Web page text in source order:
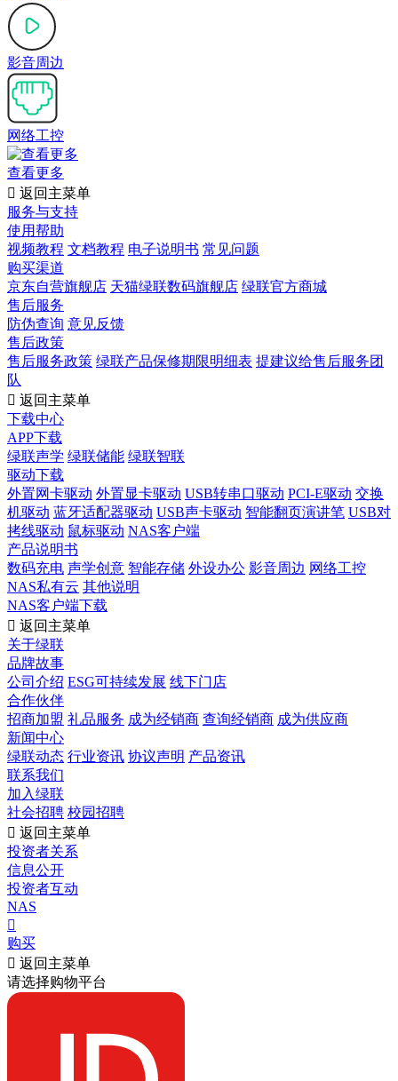
影音周边
网络工控
查看更多
 返回主菜单
服务与支持
使用帮助
视频教程 文档教程 电子说明书 常见问题
购买渠道
京东自营旗舰店 天猫绿联数码旗舰店 绿联官方商城
售后服务
防伪查询 意见反馈
售后政策
售后服务政策 绿联产品保修期限明细表 提建议给售后服务团
队
 返回主菜单
下载中心
APP下载
绿联声学 绿联储能 绿联智联
驱动下载
外置网卡驱动 外置显卡驱动 USB转串口驱动 PCI-E驱动 交换
机驱动 蓝牙适配器驱动 USB声卡驱动 智能翻页演讲笔 USB对
拷线驱动 鼠标驱动 NAS客户端
产品说明书
数码充电 声学创意 智能存储 外设办公 影音周边 网络工控
NAS私有云 其他说明
NAS客户端下载
 返回主菜单
关于绿联
品牌故事
公司介绍 ESG可持续发展 线下门店
合作伙伴
招商加盟 礼品服务 成为经销商 查询经销商 成为供应商
新闻中心
绿联动态 行业资讯 协议声明 产品资讯
联系我们
加入绿联
社会招聘 校园招聘
 返回主菜单
投资者关系
信息公开
投资者互动
NAS

购买
 返回主菜单
请选择购物平台